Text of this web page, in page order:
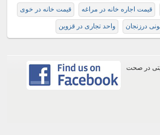
قیمت اجاره خانه در مراغه قیمت خانه در خوی
درزنجان واحد تجاری در قزوین
لذا سایت املاک 118هیچ گونه مسئولیتی در صحت